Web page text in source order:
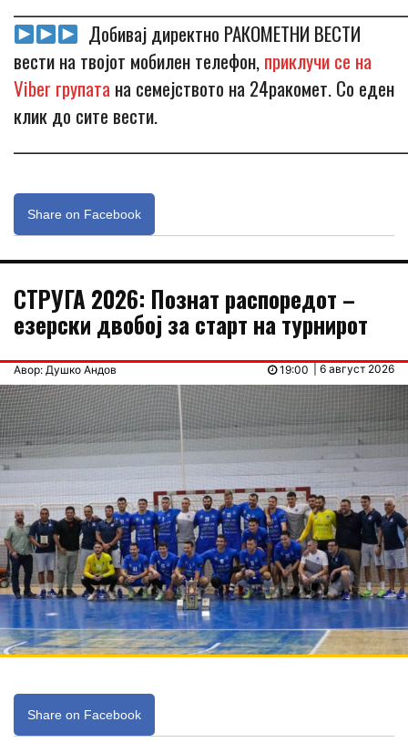
Добивај директно РАКОМЕТНИ ВЕСТИ
вести на твојот мобилен телефон,приклучи се на
Viber групата на семејството на 24ракомет. Со еден
клик до сите вести.
Share on Facebook
СТРУГА 2026: Познат распоредот –
езерски двобој за старт на турнирот
Авор: Душко Андов | 6 август 2026
19:00
Share on Facebook